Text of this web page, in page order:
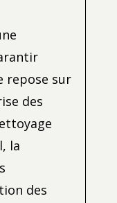
repose sur
des
la
des